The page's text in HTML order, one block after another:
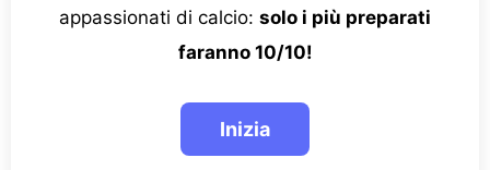
appassionati di calcio: solo i più preparati
faranno 10/10!